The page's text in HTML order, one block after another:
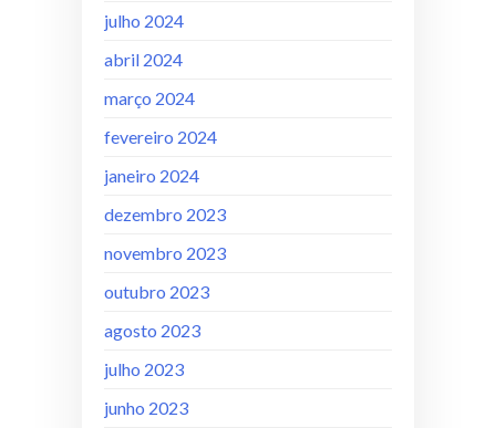
julho 2024
abril 2024
março 2024
fevereiro 2024
janeiro 2024
dezembro 2023
novembro 2023
outubro 2023
agosto 2023
julho 2023
junho 2023